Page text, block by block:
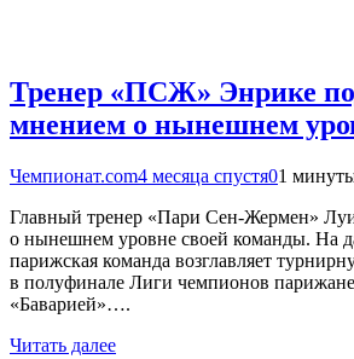
Тренер «ПСЖ» Энрике
мнением о нынешнем
Чемпионат.com4 месяца спустя01
Главный тренер «Пари Сен-Жермен»
о нынешнем уровне своей команды. На
парижская команда возглавляет
в полуфинале Лиги чемпионов
«Баварией»….
Читать далее